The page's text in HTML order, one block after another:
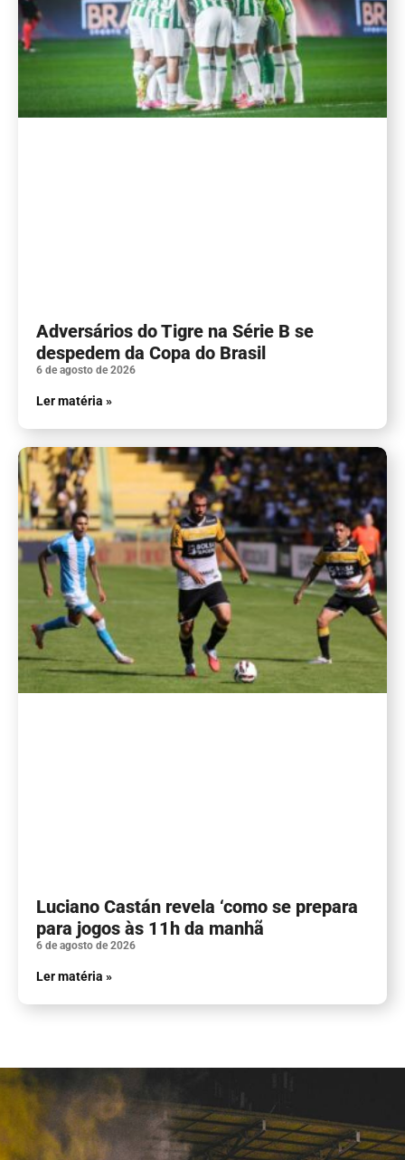
Adversários do Tigre na Série B se
despedem da Copa do Brasil
6 de agosto de 2026
Ler matéria »
Luciano Castán revela ‘como se prepara
para jogos às 11h da manhã
6 de agosto de 2026
Ler matéria »